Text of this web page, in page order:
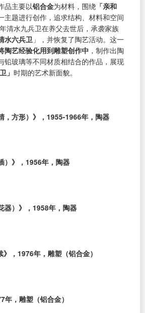
品主要以铝合金为材料，围绕 「亲和
主题进行创作，追求结构、材料和空间
清水九兵卫在养父去世后，承袭家族
水六兵卫 」，并恢复了陶艺活动。这一
陶艺经验化用到雕塑创作中 ，制作出陶
铅玻璃等不同材质相结合的作品，展现
」 时期的艺术新面貌。
，方形）》，1955-1966年，陶器
）》，1956年，陶器
器）》，1958年，陶器
》，1976年，雕塑（铝合金）
年，雕塑（铝合金）